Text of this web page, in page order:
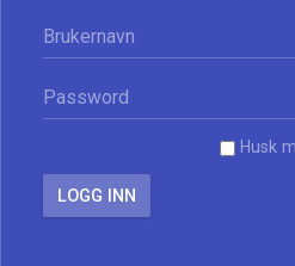
Husk